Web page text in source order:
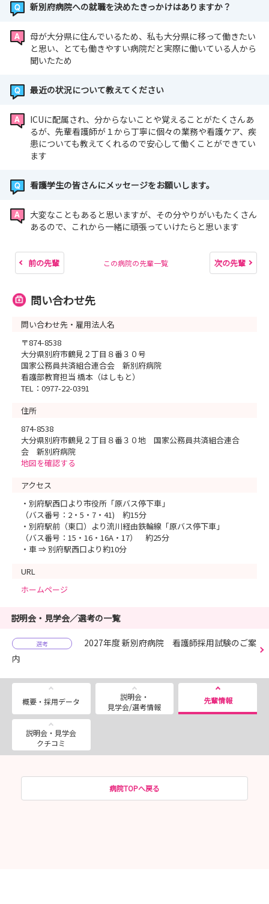
新別府病院への就職を決めたきっかけはありますか？
母が大分県に住んでいるため、私も大分県に移って働きたい
と思い、とても働きやすい病院だと実際に働いている人から
聞いたため
最近の状況について教えてください
ICUに配属され、分からないことや覚えることがたくさんあ
るが、先輩看護師が１から丁寧に個々の業務や看護ケア、疾
患についても教えてくれるので安心して働くことができてい
ます
看護学生の皆さんにメッセージをお願いします。
大変なこともあると思いますが、その分やりがいもたくさん
あるので、これから一緒に頑張っていけたらと思います
前の先輩 この病院の先輩一覧 次の先輩
問い合わせ先
問い合わせ先・雇用法人名
〒874-8538
大分県別府市鶴見２丁目８番３０号
国家公務員共済組合連合会 新別府病院
看護部教育担当 橋本（はしもと）
TEL：0977-22-0391
住所
874-8538
大分県別府市鶴見２丁目８番３０地 国家公務員共済組合連合
会 新別府病院
地図を確認する
アクセス
・別府駅西口より市役所「原バス停下車」
（バス番号：2・5・7・41) 約15分
・別府駅前（東口）より流川経由鉄輪線「原バス停下車」
（バス番号：15・16・16A・17） 約25分
・車 ⇒ 別府駅西口より約10分
URL
ホームページ
説明会・見学会／選考の一覧
選考
2027年度 新別府病院 看護師採用試験のご案
内
概要・採用データ
説明会・
見学会/選考情報
先輩情報
説明会・見学会
クチコミ
病院TOPへ戻る